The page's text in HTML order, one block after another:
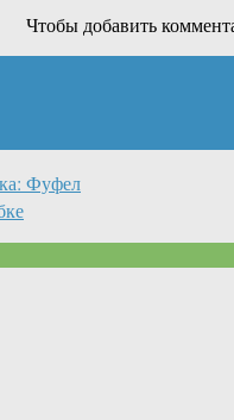
Чтобы добавить
Фуфел